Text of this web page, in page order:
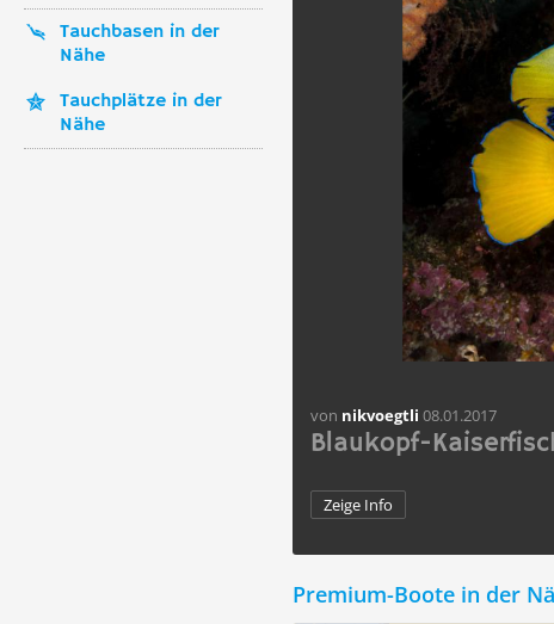
Tauchbasen in der
Nähe
Tauchplätze in der
Nähe
von nikvoegtli 08.01.2017
Blaukopf-
Zeige Info
Premium-Boote in der